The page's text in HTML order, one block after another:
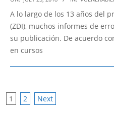
07-
25
A lo largo de los 13 años del
(ZDI), muchos informes de
su publicación. De acuerdo
en cursos
POSTS
1 2 Next